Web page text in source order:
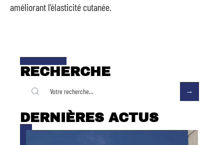
améliorant l’élasticité cutanée.
RECHERCHE
DERNIÈRES ACTUS